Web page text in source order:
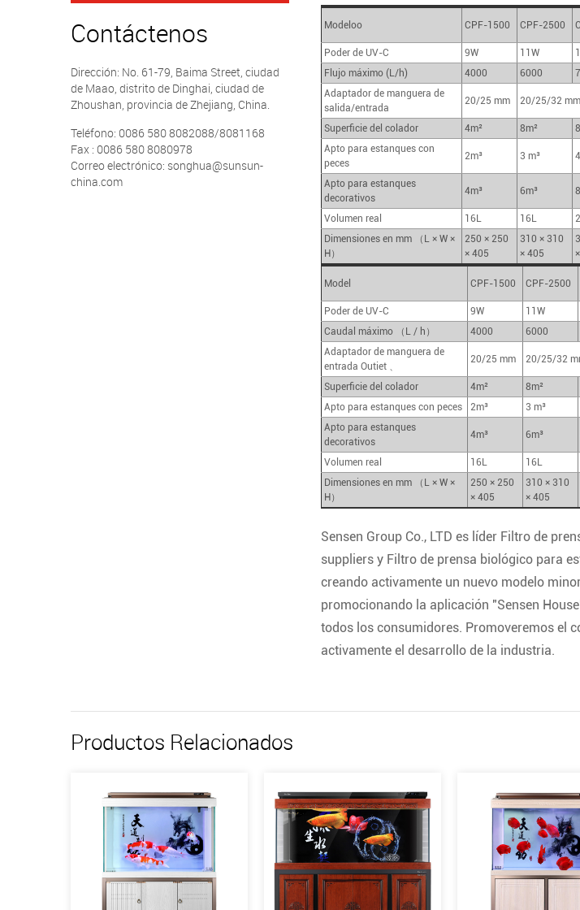
Contáctenos
Dirección: No. 61-79, Baima Street, ciudad
de Maao, distrito de Dinghai, ciudad de
Zhoushan, provincia de Zhejiang, China.
Teléfono: 0086 580 8082088/8081168
Fax : 0086 580 8080978
Correo electrónico: songhua@sunsun-
china.com
Modeloo CPF-1500 CPF-2500
Poder de UV-C
9W 11W
Flujo máximo (L/h)
4000 6000
Adaptador de manguera de
salida/entrada
20/25 mm 20/25/32 mm
Superficie del colador 4m² 8m²
Apto para estanques con
peces
2m³ 3 m³
Apto para estanques
decorativos
4m³ 6m³
Volumen real 16L 16L
Dimensiones en mm （L × W ×
H）
250 × 250
× 405
310 × 310
× 405
Model CPF-1500 CPF-2500
Poder de UV-C
9W 11W
Caudal máximo （L / h）
4000 6000
Adaptador de manguera de
entrada Outiet 、
20/25 mm 20/25/32
Superficie del colador 4m² 8m²
Apto para estanques con peces
2m³ 3 m³
Apto para estanques
decorativos
4m³ 6m³
Volumen real 16L 16L
Dimensiones en mm （L × W ×
H）
250 × 250
× 405
310 × 310
× 405
Sensen Group Co., LTD es líder Filtro de
suppliersy Filtro de prensa biológico para
creando activamente un nuevo modelo
promocionando la aplicación "Sensen
todos los consumidores. Promoveremos el
activamente el desarrollo de la industria.
Productos Relacionados